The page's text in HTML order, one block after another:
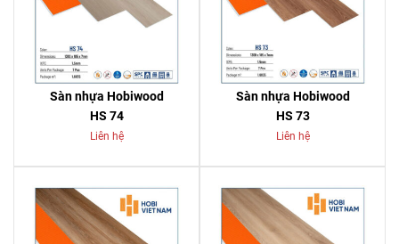
Sàn nhựa Hobiwood
HS 74
Liên hệ
Sàn nhựa Hobiwood
HS 73
Liên hệ